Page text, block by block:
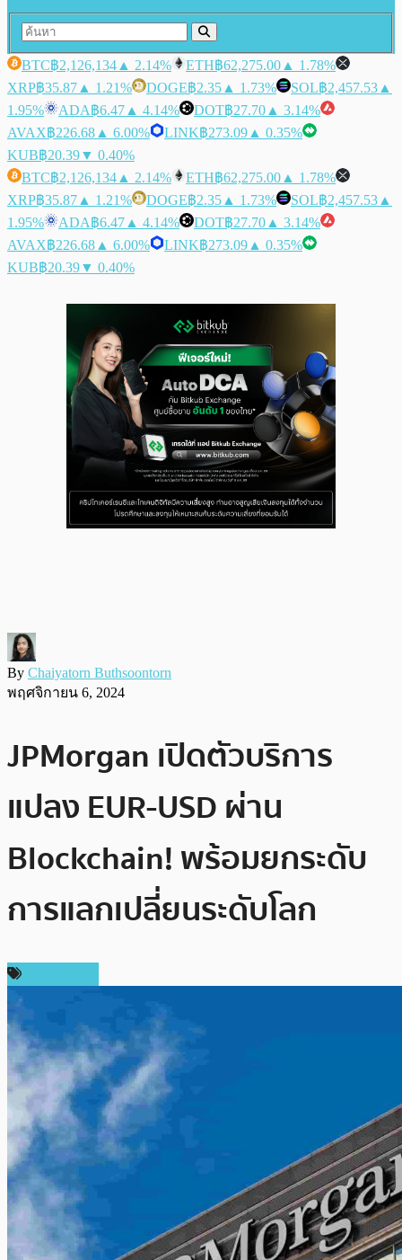
BTC฿2,126,134 ▲ 2.14% ETH฿62,275.00 ▲ 1.78%
XRP฿35.87 ▲ 1.21% DOGE฿2.35 ▲ 1.73% SOL฿2,457.53 ▲
1.95%
ADA฿6.47 ▲ 4.14% DOT฿27.70 ▲ 3.14%
AVAX฿226.68 ▲ 6.00% LINK฿273.09 ▲ 0.35%
KUB฿20.39▼ 0.40%
BTC฿2,126,134 ▲ 2.14% ETH฿62,275.00 ▲ 1.78%
XRP฿35.87 ▲ 1.21% DOGE฿2.35 ▲ 1.73% SOL฿2,457.53 ▲
1.95%
ADA฿6.47 ▲ 4.14% DOT฿27.70 ▲ 3.14%
AVAX฿226.68 ▲ 6.00% LINK฿273.09 ▲ 0.35%
KUB฿20.39▼ 0.40%
By Chaiyatorn Buthsoontorn
พฤศจิกายน 6, 2024
JPMorgan เปิดตัวบริการ
แปลง EUR-USD ผ่าน
Blockchain! พร้อมยกระดับ
การแลกเปลี่ยนระดับโลก